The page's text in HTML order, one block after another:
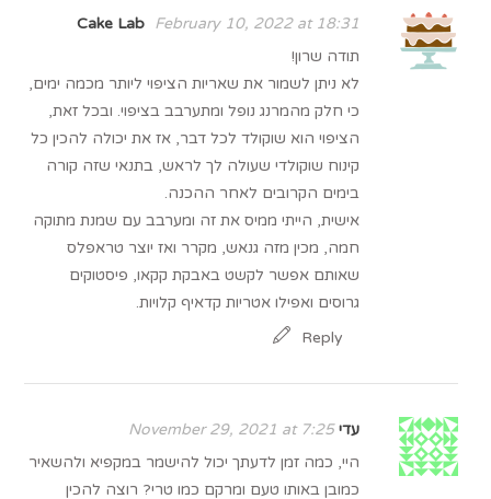
Cake Lab
February 10, 2022 at 18:31
תודה שרון!
לא ניתן לשמור את שאריות הציפוי ליותר מכמה ימים,
כי חלק מהמרנג נופל ומתערבב בציפוי. ובכל זאת,
הציפוי הוא שוקולד לכל דבר, אז את יכולה להכין כל
קינוח שוקולדי שעולה לך לראש, בתנאי שזה קורה
בימים הקרובים לאחר ההכנה.
אישית, הייתי ממיס את זה ומערבב עם שמנת מתוקה
חמה, מכין מזה גנאש, מקרר ואז יוצר טראפלס
שאותם אפשר לקשט באבקת קקאו, פיסטוקים
גרוסים ואפילו אטריות קדאיף קלויות.
Reply
עדי November 29, 2021 at 7:25
היי, כמה זמן לדעתך יכול להישמר במקפיא ולהשאיר
כמובן באותו טעם ומרקם כמו טרי? רוצה להכין